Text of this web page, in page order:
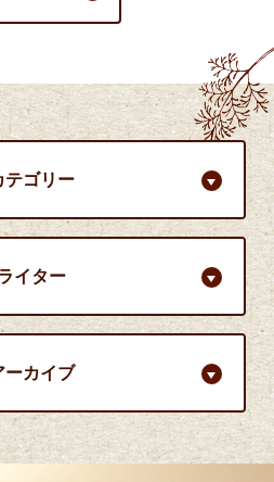
テゴリー
イター
ーカイブ